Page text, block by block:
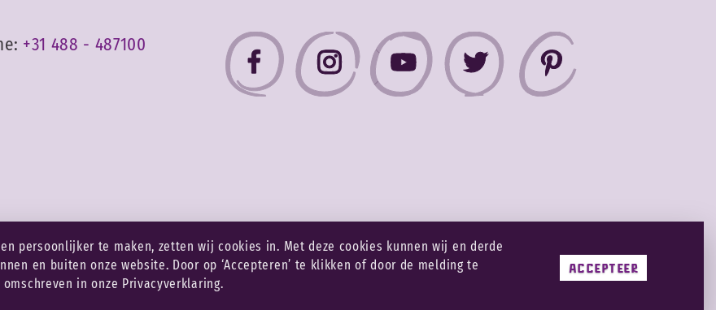
+31 488 - 487100
Privacy & cookies Copyright 2026 Go-Tan
persoonlijker te maken, zetten wij cookies in. Met deze cookies kunnen wij en derde
en buiten onze website. Door op ‘Accepteren’ te klikken of door de melding te
in onze Privacyverklaring.
ACCEPTEER